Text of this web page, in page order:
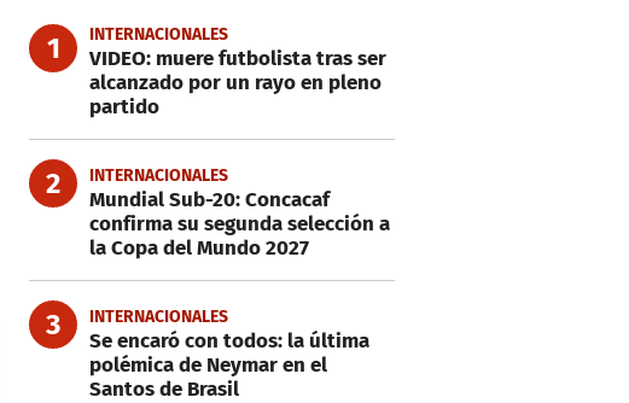
1 INTERNACIONALES
VIDEO: muere futbolista tras ser
alcanzado por un rayo en pleno
partido
2 INTERNACIONALES
Mundial Sub-20: Concacaf
confirma su segunda selección a
la Copa del Mundo 2027
3 INTERNACIONALES
Se encaró con todos: la última
polémica de Neymar en el
Santos de Brasil